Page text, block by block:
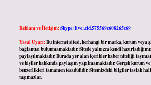
Reklam ve İletişim:Skype: live:.cid.575569c608265c69
Yasal Uyarı:Bu internet sitesi, herhangi bir marka, kurum veya
bağlantısı bulunmamaktadır. Sitede yalnızca kendi
paylaşılmaktadır. Burada yer alan içerikler haber niteliği
ve kişiler hakkında paylaşım yapılmamaktadır. Gerçek kurum
benzerlikleri tamamen tesadüfidir. Sitemizdeki bilgiler taslak
taşımazlar.